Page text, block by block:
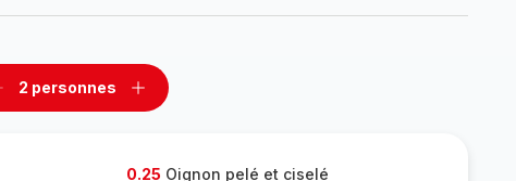
-
Supprimer
2 personnes
Ajouter
0.25 Oignon pelé et ciselé